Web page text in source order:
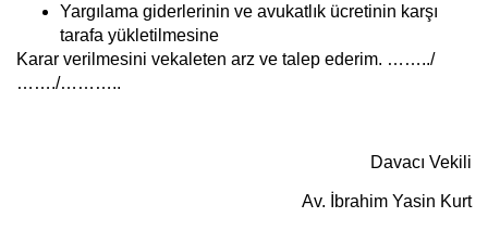
Yargılama giderlerinin ve avukatlık ücretinin karşı
tarafa yükletilmesine
Karar verilmesini vekaleten arz ve talep ederim. ……../
……./………..
Davacı Vekili
Av. İbrahim Yasin Kurt